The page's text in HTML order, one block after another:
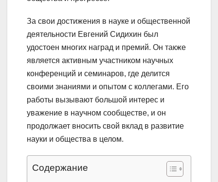
За свои достижения в науке и общественной
деятельности Евгений Сидихин был
удостоен многих наград и премий. Он также
является активным участником научных
конференций и семинаров, где делится
своими знаниями и опытом с коллегами. Его
работы вызывают большой интерес и
уважение в научном сообществе, и он
продолжает вносить свой вклад в развитие
науки и общества в целом.
Содержание